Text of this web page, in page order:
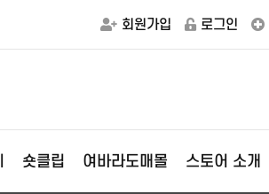
회원가입 로그인
숏클립 여바라도매몰 스토어 소개